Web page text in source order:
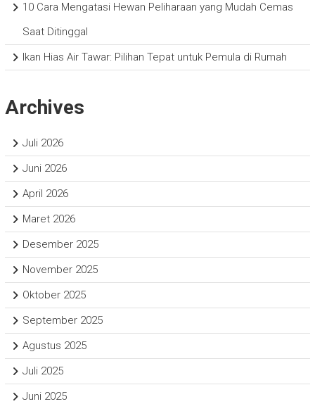
10 Cara Mengatasi Hewan Peliharaan yang Mudah Cemas
Saat Ditinggal
Ikan Hias Air Tawar: Pilihan Tepat untuk Pemula di Rumah
Archives
Juli 2026
Juni 2026
April 2026
Maret 2026
Desember 2025
November 2025
Oktober 2025
September 2025
Agustus 2025
Juli 2025
Juni 2025